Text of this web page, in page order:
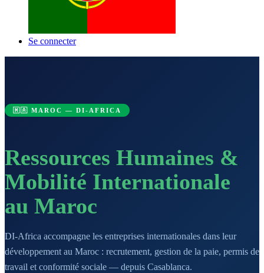
Se connecter
🇲🇦 MAROC — DI-AFRICA
Ressources Humaines &
Mobilité Internationale
au Maroc
DI-Africa accompagne les entreprises internationales dans leur
développement au Maroc : recrutement, gestion de la paie, permis de
travail et conformité sociale — depuis Casablanca.